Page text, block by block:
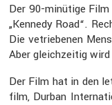
Der 90-minütige Film
„Kennedy Road“.
Die vetrie­benen
Aber gleich­zeitig
Der Film hat in den
film, Durban